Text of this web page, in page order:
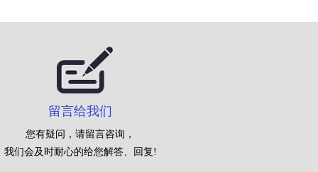
留言给我们
您有疑问，请留言咨询，
我们会及时耐心的给您解答、回复!